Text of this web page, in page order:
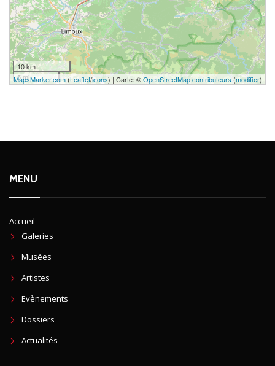
10 km
5 mi
MapsMarker.com(Leaflet/icons) | Carte: ©OpenStreetMap contributeurs (modifier)
MENU
Accueil
Galeries
Musées
Artistes
Evènements
Dossiers
Actualités